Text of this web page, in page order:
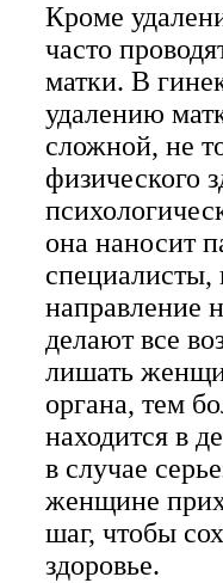
Кроме
часто
матки. В
удалению
сложной, не
физического
она наносит
направление
делают все
лишать
органа, тем
находится в
в случае
женщине
шаг, чтобы
здоровье.